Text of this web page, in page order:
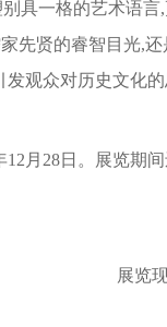
具一格的艺术语
先贤的睿智目光,
观众对历史文化的
12月28日。展览期
展览